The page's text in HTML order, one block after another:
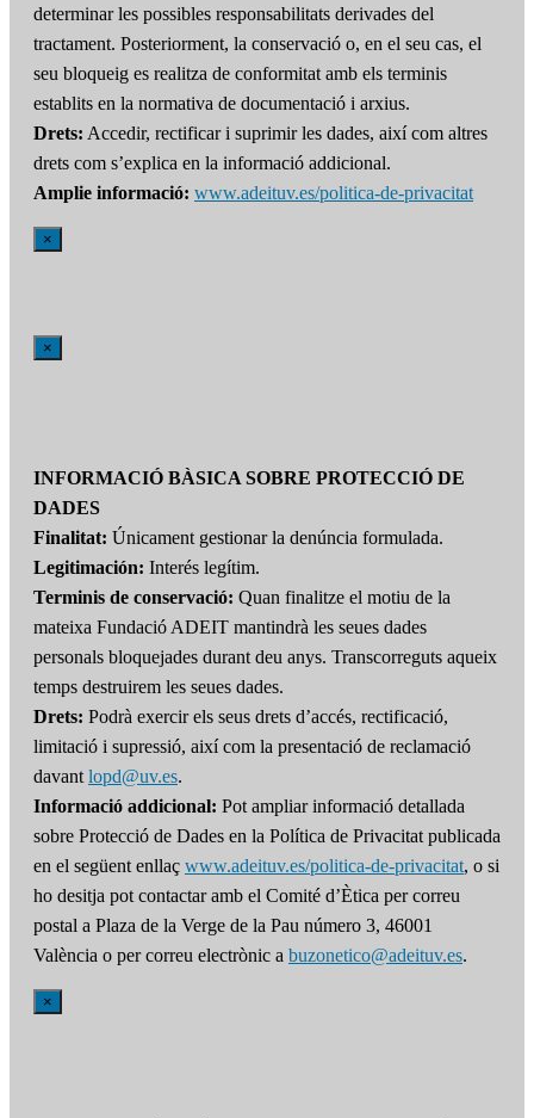
determinar les possibles responsabilitats derivades del
tractament. Posteriorment, la conservació o, en el seu cas, el
seu bloqueig es realitza de conformitat amb els terminis
establits en la normativa de documentació i arxius.
Drets: Accedir, rectificar i suprimir les dades, així com altres
drets com s’explica en la informació addicional.
Amplie informació: www.adeituv.es/politica-de-privacitat
×
×
INFORMACIÓ BÀSICA SOBRE PROTECCIÓ DE
DADES
Finalitat: Únicament gestionar la denúncia formulada.
Legitimación: Interés legítim.
Terminis de conservació: Quan finalitze el motiu de la
mateixa Fundació ADEIT mantindrà les seues dades
personals bloquejades durant deu anys. Transcorreguts aqueix
temps destruirem les seues dades.
Drets: Podrà exercir els seus drets d’accés, rectificació,
limitació i supressió, així com la presentació de reclamació
davant lopd@uv.es.
Informació addicional: Pot ampliar informació detallada
sobre Protecció de Dades en la Política de Privacitat publicada
en el següent enllaç www.adeituv.es/politica-de-privacitat, o si
ho desitja pot contactar amb el Comité d’Ètica per correu
postal a Plaza de la Verge de la Pau número 3, 46001
València o per correu electrònic a buzonetico@adeituv.es.
×